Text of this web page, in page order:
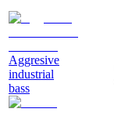
Aggresive
industrial
bass